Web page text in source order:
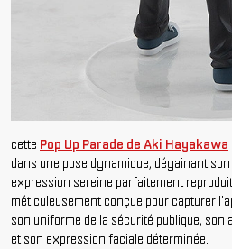
cette Pop Up Parade de Aki Hayakawa
dans une pose dynamique, dégainant
expression sereine parfaitement
méticuleusement conçue pour capturer
son uniforme de la sécurité publique, son
et son expression faciale déterminée.